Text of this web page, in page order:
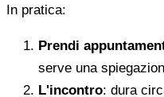
In pratica:
Prendi
serve una
L'incontro: dura